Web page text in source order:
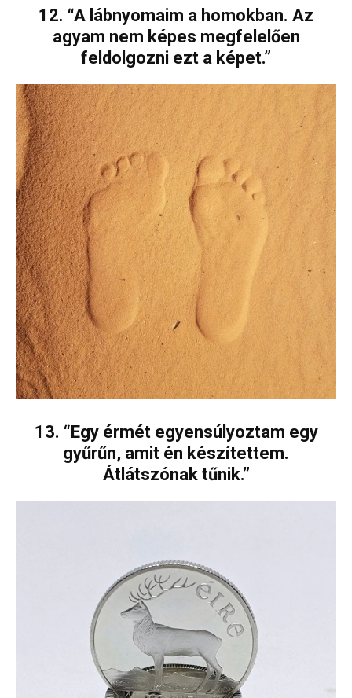
12. “A lábnyomaim a homokban. Az
agyam nem képes megfelelően
feldolgozni ezt a képet.”
13. “Egy érmét egyensúlyoztam egy
gyűrűn, amit én készítettem.
Átlátszónak tűnik.”